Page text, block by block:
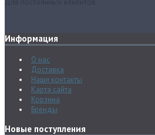
Информация
О нас
Доставка
Наши контакты
Карта сайта
Корзина
Бренды
Новые поступления